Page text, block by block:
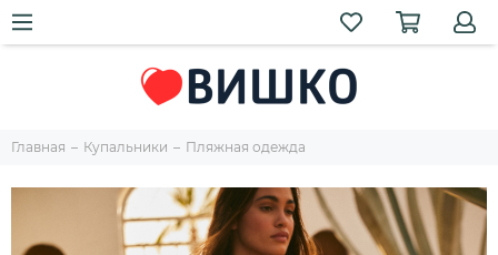
Главная Купальники Пляжная одежда